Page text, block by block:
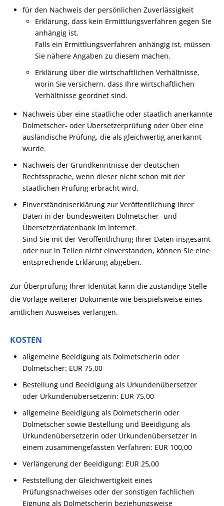
für den Nachweis der persönlichen Zuverlässigkeit
Erklärung, dass kein Ermittlungsverfahren gegen Sie
anhängig ist.
Falls ein Ermittlungsverfahren anhängig ist, müssen
Sie nähere Angaben zu diesem machen.
Erklärung über die wirtschaftlichen Verhältnisse,
worin Sie versichern, dass Ihre wirtschaftlichen
Verhältnisse geordnet sind.
Nachweis über eine staatliche oder staatlich anerkannte
Dolmetscher- oder Übersetzerprüfung oder über eine
ausländische Prüfung, die als gleichwertig anerkannt
wurde.
Nachweis der Grundkenntnisse der deutschen
Rechtssprache, wenn dieser nicht schon mit der
staatlichen Prüfung erbracht wird.
Einverständniserklärung zur Veröffentlichung Ihrer
Daten in der bundesweiten Dolmetscher- und
Übersetzerdatenbank im Internet.
Sind Sie mit der Veröffentlichung Ihrer Daten insgesamt
oder nur in Teilen nicht einverstanden, können Sie eine
entsprechende Erklärung abgeben.
Zur Überprüfung Ihrer Identität kann die zuständige Stelle
die Vorlage weiterer Dokumente wie beispielsweise eines
amtlichen Ausweises verlangen.
KOSTEN
allgemeine Beeidigung als Dolmetscherin oder
Dolmetscher: EUR 75,00
Bestellung und Beeidigung als Urkundenübersetzer
oder Urkundenübersetzerin: EUR 75,00
allgemeine Beeidigung als Dolmetscherin oder
Dolmetscher sowie Bestellung und Beeidigung als
Urkundenübersetzerin oder Urkundenübersetzer in
einem zusammengefassten Verfahren: EUR 100,00
Verlängerung der Beeidigung: EUR 25,00
Feststellung der Gleichwertigkeit eines
Prüfungsnachweises oder der sonstigen fachlichen
Eignung als Dolmetscherin beziehungsweise